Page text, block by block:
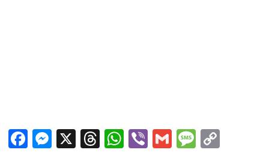
Facebook
Messenger
X Threads
WhatsApp
ViberGmail